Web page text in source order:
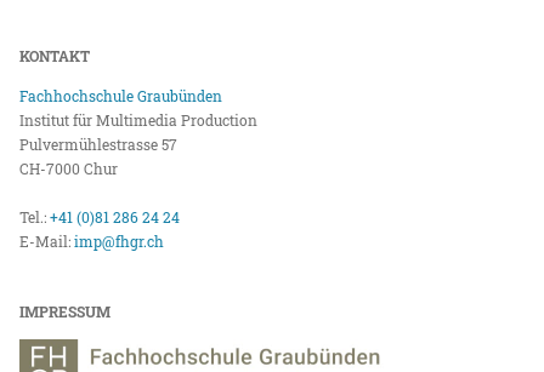
KONTAKT
Fachhochschule Graubünden
Institut für Multimedia Production
Pulvermühlestrasse 57
CH-7000 Chur
Tel.:+41 (0)81 286 24 24
E-Mail:imp@fhgr.ch
IMPRESSUM